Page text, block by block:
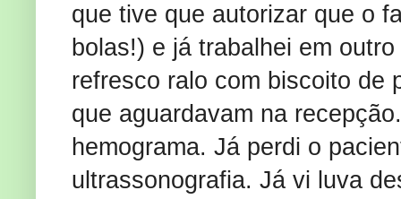
que tive que autorizar que o
bolas!) e já trabalhei em
refresco ralo com biscoito de
que aguardavam na
hemograma. Já perdi o
ultrassonografia. Já vi luva